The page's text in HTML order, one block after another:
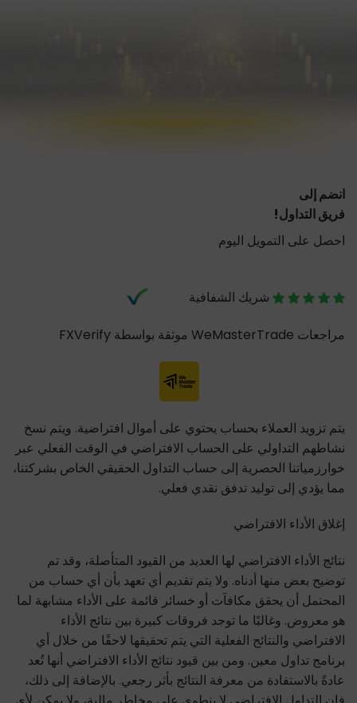
انضم إلى
فريق التداول!
احصل على التمويل اليوم
شريك الشفافية
مراجعات WeMasterTrade موثقة بواسطة FXVerify
يتم تزويد العملاء بحساب يحتوي على أموال افتراضية. ويتم نسخ
نشاطهم التداولي على الحساب الافتراضي في الوقت الفعلي عبر
خوارزمياتنا الحصرية إلى حساب التداول الحقيقي الخاص بشركتنا،
مما يؤدي إلى توليد تدفق نقدي فعلي.
إغلاق الأداء الافتراضي
نتائج الأداء الافتراضي لها العديد من القيود المتأصلة، وقد تم
توضيح بعض منها أدناه. ولا يتم تقديم أي تعهد بأن أي حساب من
المحتمل أن يحقق مكافآت أو خسائر قائمة على الأداء مشابهة لما
هو معروض. وغالبًا ما توجد فروقات كبيرة بين نتائج الأداء
الافتراضي والنتائج الفعلية التي يتم تحقيقها لاحقًا من خلال أي
برنامج تداول معين. ومن بين قيود نتائج الأداء الافتراضي أنها تُعد
عادةً بالاستفادة من معرفة النتائج بأثر رجعي. بالإضافة إلى ذلك،